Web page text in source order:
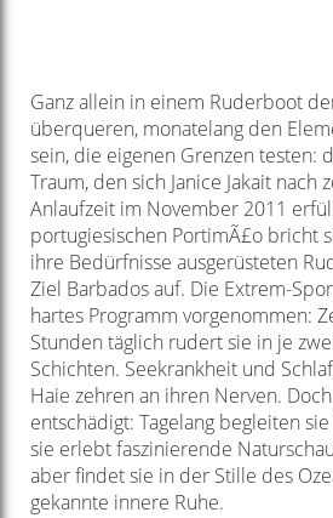
Ganz allein in einem Ruderboot
überqueren, monatelang den
sein, die eigenen Grenzen testen:
Traum, den sich Janice Jakait nach
Anlaufzeit im November 2011
portugiesischen PortimÃ£o bricht
ihre Bedürfnisse ausgerüsteten
Ziel Barbados auf. Die Extrem-
hartes Programm vorgenommen:
Stunden täglich rudert sie in je
Schichten. Seekrankheit und
Haie zehren an ihren Nerven.
entschädigt: Tagelang begleiten
sie erlebt faszinierende
aber findet sie in der Stille des
gekannte innere Ruhe.